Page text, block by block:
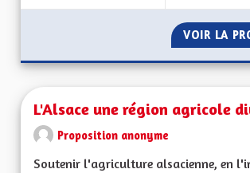
VOIR LA
L'Alsace une région agricole
Proposition anonyme
Soutenir l'agriculture alsacienne, en